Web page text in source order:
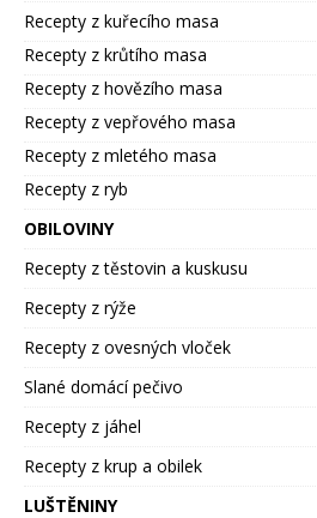
Recepty z kuřecího masa
Recepty z krůtího masa
Recepty z hovězího masa
Recepty z vepřového masa
Recepty z mletého masa
Recepty z ryb
OBILOVINY
Recepty z těstovin a kuskusu
Recepty z rýže
Recepty z ovesných vloček
Slané domácí pečivo
Recepty z jáhel
Recepty z krup a obilek
LUŠTĚNINY